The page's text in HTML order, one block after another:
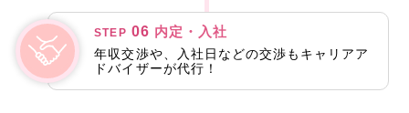
STEP 06 内定・入社
年収交渉や、入社日などの交渉もキャリアア
ドバイザーが代行！